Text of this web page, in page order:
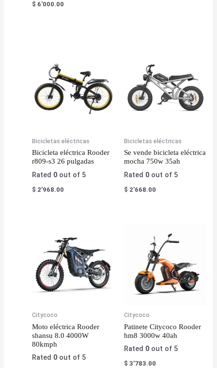
$ 6'000.00
Bicicletas eléctricas
Bicicleta eléctrica Rooder
r809-s3 26 pulgadas
Rated 0 out of 5
$ 2'968.00
Bicicletas eléctricas
Se vende bicicleta eléctrica
mocha 750w 35ah
Rated 0out of 5
$ 2'668.00
Citycoco
Moto eléctrica Rooder
shansu 8.0 4000W
80kmph
Rated 0 out of 5
Citycoco
Patinete Citycoco Rooder
hm8 3000w 40ah
Rated 0out of 5
$ 3'783.00